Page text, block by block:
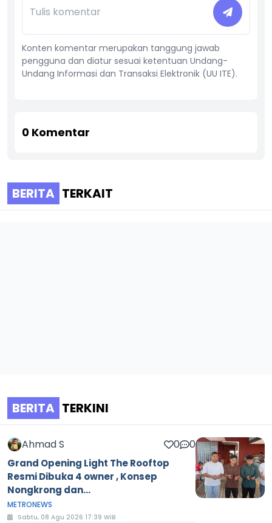
Konten komentar merupakan tanggung jawab
pengguna dan diatur sesuai ketentuan Undang-
Undang Informasi dan Transaksi Elektronik (UU ITE).
0 Komentar
BERITA TERKAIT
BERITA TERKINI
Ahmad S 0 0
Grand Opening Light The Rooftop
Resmi Dibuka 4 owner , Konsep
Nongkrong dan...
METRONEWS
Sabtu, 08 Agu 2026 17:39 WIB